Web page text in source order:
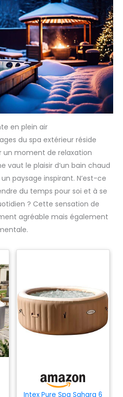
en plein air
du spa extérieur réside
un moment de relaxation
vaut le plaisir d’un bain chaud
paysage inspirant. N’est-ce
du temps pour soi et à se
? Cette sensation de
agréable mais également
Intex Pure Spa Sahara 6